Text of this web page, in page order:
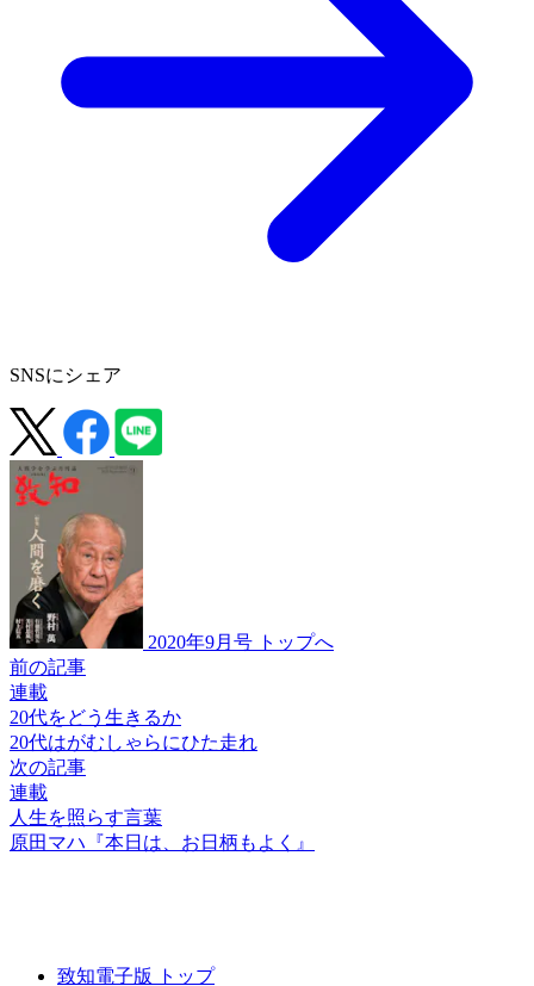
SNSにシェア
2020年9月号 トップへ
前の記事
連載
20代をどう生きるか
20代はがむしゃらにひた走れ
次の記事
連載
人生を照らす言葉
原田マハ 『本日は、お日柄もよく』
致知電子版 トップ